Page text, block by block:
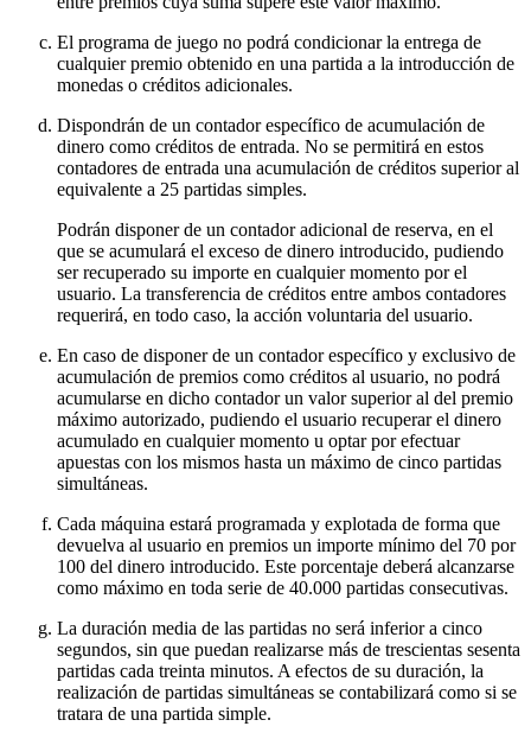
El programa de juego no podrá condicionar la entrega de
cualquier premio obtenido en una partida a la introducción de
monedas o créditos adicionales.
Dispondrán de un contador específico de acumulación de
dinero como créditos de entrada. No se permitirá en estos
contadores de entrada una acumulación de créditos superior al
equivalente a 25 partidas simples.
Podrán disponer de un contador adicional de reserva, en el
que se acumulará el exceso de dinero introducido, pudiendo
ser recuperado su importe en cualquier momento por el
usuario. La transferencia de créditos entre ambos contadores
requerirá, en todo caso, la acción voluntaria del usuario.
En caso de disponer de un contador específico y exclusivo de
acumulación de premios como créditos al usuario, no podrá
acumularse en dicho contador un valor superior al del premio
máximo autorizado, pudiendo el usuario recuperar el dinero
acumulado en cualquier momento u optar por efectuar
apuestas con los mismos hasta un máximo de cinco partidas
simultáneas.
Cada máquina estará programada y explotada de forma que
devuelva al usuario en premios un importe mínimo del 70 por
100 del dinero introducido. Este porcentaje deberá alcanzarse
como máximo en toda serie de 40.000 partidas consecutivas.
La duración media de las partidas no será inferior a cinco
segundos, sin que puedan realizarse más de trescientas sesenta
partidas cada treinta minutos. A efectos de su duración, la
realización de partidas simultáneas se contabilizará como si se
tratara de una partida simple.